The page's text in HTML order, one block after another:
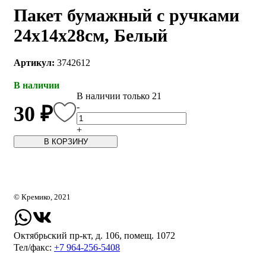
Пакет бумажный с ручками
24х14х28см, Белый
Артикул: 3742612
В наличии
30 ₽
В наличии только 21
-
+
В КОРЗИНУ
© Кремико, 2021
Октябрьский пр-кт, д. 106, помещ. 1072
Тел/факс: +7 964-256-5408